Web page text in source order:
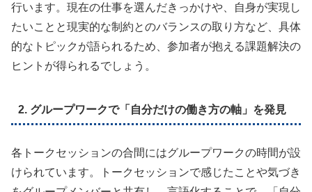
行います。現在の仕事を選んだきっかけや、自身が実現し
たいことと現実的な制約とのバランスの取り方など、具体
的なトピックが語られるため、参加者が抱える課題解決の
ヒントが得られるでしょう。
2. グループワークで「自分だけの働き方の軸」を発見
各トークセッションの合間にはグループワークの時間が設
けられています。トークセッションで感じたことや気づき